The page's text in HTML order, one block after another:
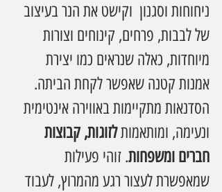
ניחוחות וסגנון  וקישט את הנר בעיצוב
של לבבות, פרחים, קינוחים וצורות
מיוחדות, כאלה שנראים כמו יצירת
אמנות קטנה שאפשר לקחת הביתה.
הסדנאות מתקיימות באווירה אינטימית
ונעימה, ומותאמות לזוגות, קבוצות
חברים ומשפחות. זוהי פעילות
שמאפשרת לעצור רגע מהמרוץ, לעבוד